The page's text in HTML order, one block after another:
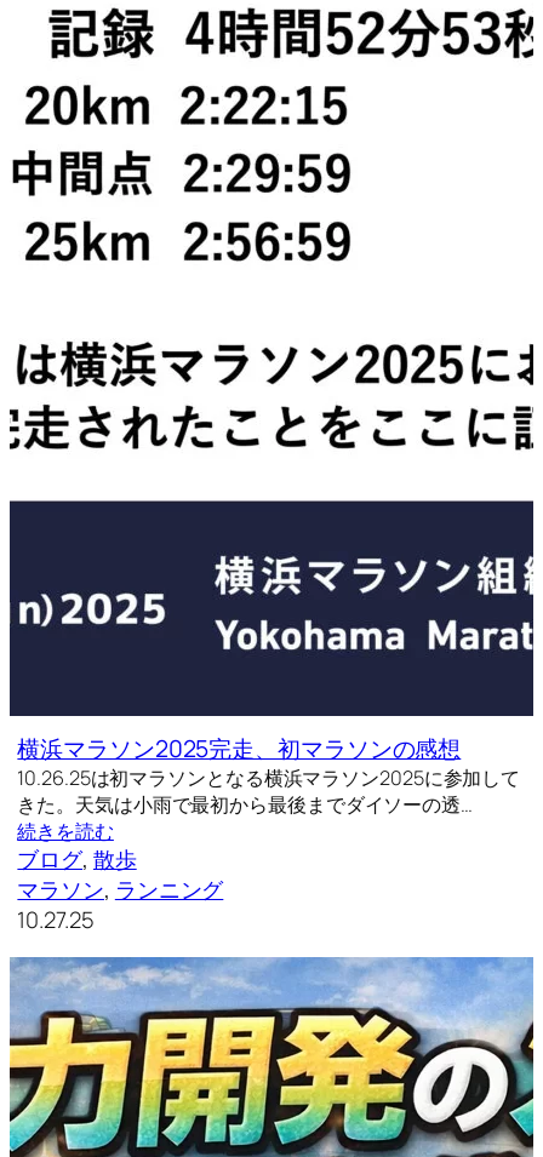
横浜マラソン2025完走、初マラソンの感想
10.26.25は初マラソンとなる横浜マラソン2025に参加して
きた。天気は小雨で最初から最後までダイソーの透…
続きを読む
ブログ, 散歩
マラソン, ランニング
10.27.25